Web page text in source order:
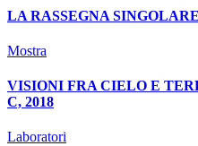
LA RASSEGNA
Mostra
VISIONI FRA CIELO E
C, 2018
Laboratori